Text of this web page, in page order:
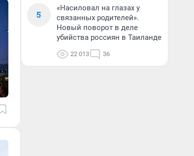
5
«Насиловал на глазах у
связанных родителей».
Новый поворот в деле
убийства россиян в Таиланде
22 013 36